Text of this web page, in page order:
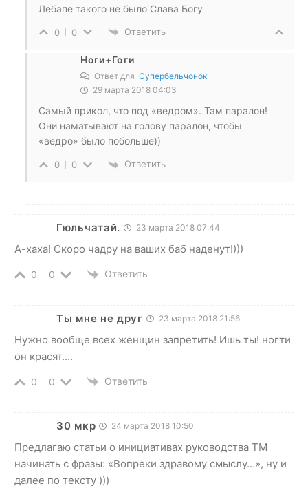
Лебапе такого не было Слава Богу
0 0 Ответить
Ноги+Гоги
Ответ для Супербельчонок
29 марта 2018 04:03
Самый прикол, что под «ведром». Там паралон!
Они наматывают на голову паралон, чтобы
«ведро» было побольше))
0 0 Ответить
Гюльчатай. 23 марта 2018 07:44
А-хаха! Скоро чадру на ваших баб наденут!)))
0 0 Ответить
Ты мне не друг 23 марта 2018 21:56
Нужно вообще всех женщин запретить! Ишь ты! ногти
он красят….
0 0 Ответить
30 мкр 24 марта 2018 10:50
Предлагаю статьи о инициативах руководства ТМ
начинать с фразы: «Вопреки здравому смыслу…», ну и
далее по тексту )))